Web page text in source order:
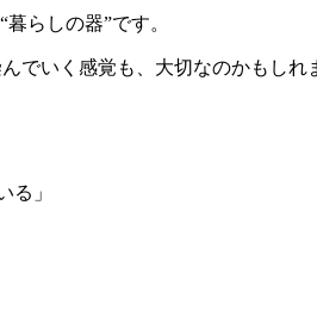
らしの器”です。
でいく感覚も、大切なのかもしれ
る」